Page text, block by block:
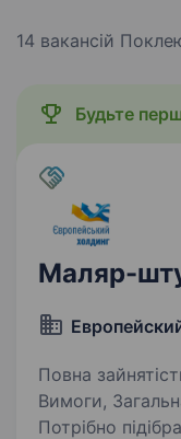
14 вакансій
Будьте
Маляр-
Повна
Вимоги,
Потрібно